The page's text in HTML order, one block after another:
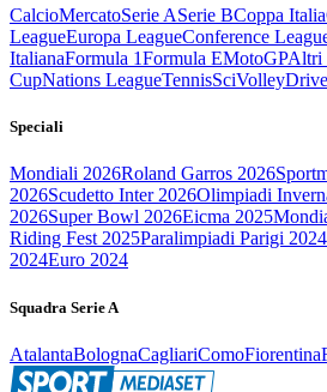
CalcioMercatoSerie ASerie BCoppa Italia
LeagueEuropa LeagueConference
ItalianaFormula 1Formula EMotoGPAltri
CupNations LeagueTennisSciVolley
Speciali
Mondiali 2026Roland Garros 2026
2026Scudetto Inter 2026Olimpiadi
2026Super Bowl 2026Eicma 2025
Riding Fest 2025Paralimpiadi Parigi 2024
2024Euro 2024
Squadra Serie A
AtalantaBolognaCagliariComoFiorentina